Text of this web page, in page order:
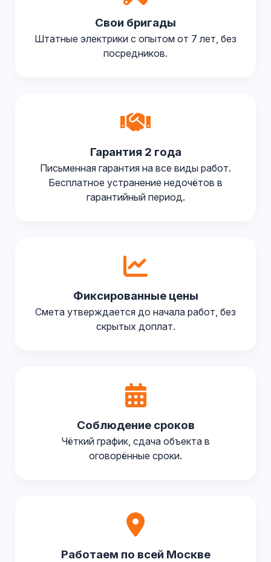
Свои бригады
Штатные электрики с опытом от 7 лет, без
посредников.
Гарантия 2 года
Письменная гарантия на все виды работ.
Бесплатное устранение недочётов в
гарантийный период.
Фиксированные цены
Смета утверждается до начала работ, без
скрытых доплат.
Соблюдение сроков
Чёткий график, сдача объекта в
оговорённые сроки.
Работаем по всей Москве